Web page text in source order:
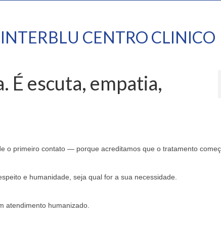
INTERBLU CENTRO CLINICO
É escuta, empatia,
o primeiro contato — porque acreditamos que o tratamento
e humanidade, seja qual for a sua necessidade.
atendimento humanizado.